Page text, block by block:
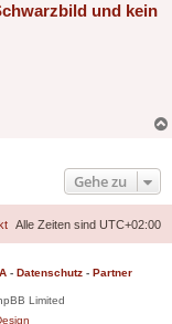
und kein
Gehe zu
Alle Zeiten sind UTC+02:00
- Datenschutz - Partner
Limited